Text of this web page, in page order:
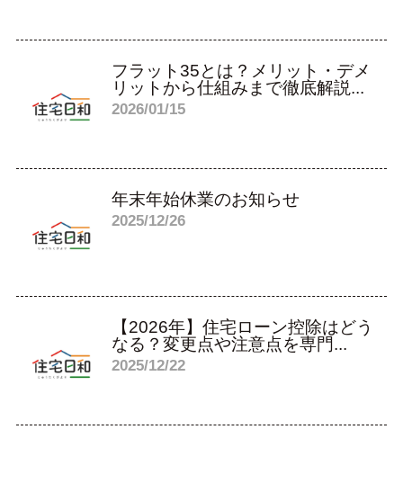
フラット35とは？メリット・デメ
リットから仕組みまで徹底解説...
2026/01/15
年末年始休業のお知らせ
2025/12/26
【2026年】住宅ローン控除はどう
なる？変更点や注意点を専門...
2025/12/22